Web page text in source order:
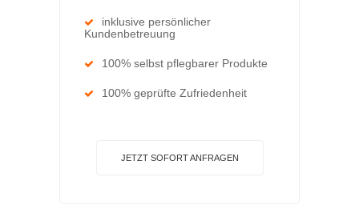
inklusive persönlicher
Kundenbetreuung
100% selbst pflegbarer Produkte
100% geprüfte Zufriedenheit
JETZT SOFORT ANFRAGEN